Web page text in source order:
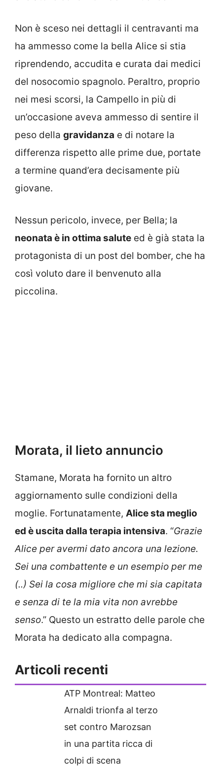
Non è sceso nei dettagli il centravanti ma
ha ammesso come la bella Alice si stia
riprendendo, accudita e curata dai medici
del nosocomio spagnolo. Peraltro, proprio
nei mesi scorsi, la Campello in più di
un’occasione aveva ammesso di sentire il
peso della gravidanza e di notare la
differenza rispetto alle prime due, portate
a termine quand’era decisamente più
giovane.
Nessun pericolo, invece, per Bella; la
neonata è in ottima salute ed è già stata la
protagonista di un post del bomber, che ha
così voluto dare il benvenuto alla
piccolina.
Morata, il lieto annuncio
Stamane, Morata ha fornito un altro
aggiornamento sulle condizioni della
moglie. Fortunatamente, Alice sta meglio
ed è uscita dalla terapia intensiva. “Grazie
Alice per avermi dato ancora una lezione.
Sei una combattente e un esempio per me
(..) Sei la cosa migliore che mi sia capitata
e senza di te la mia vita non avrebbe
senso.” Questo un estratto delle parole che
Morata ha dedicato alla compagna.
Articoli recenti
ATP Montreal: Matteo
Arnaldi trionfa al terzo
set contro Marozsan
in una partita ricca di
colpi di scena